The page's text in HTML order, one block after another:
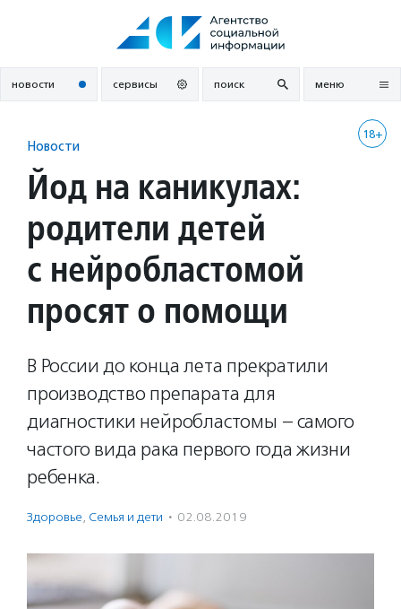
новости сервисы поиск меню
18+
Новости
Йод на каникулах:
родители детей
с нейробластомой
просят о помощи
В России до конца лета прекратили
производство препарата для
диагностики нейробластомы – самого
частого вида рака первого года жизни
ребенка.
Здоровье, Семья и дети · 02.08.2019